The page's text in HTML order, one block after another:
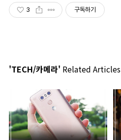
3 구독하기
'TECH/카메라' Related Articles